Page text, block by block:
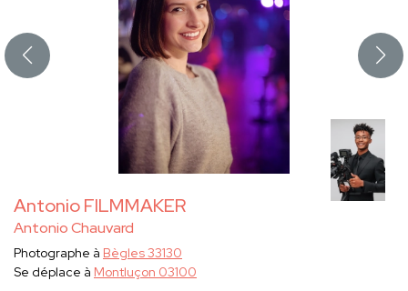
Antonio FILMMAKER
Antonio Chauvard
Photographe à Bègles 33130
Se déplace à Montluçon 03100